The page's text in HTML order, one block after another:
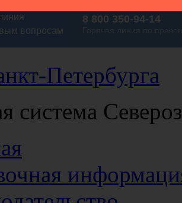
Петербурга
система